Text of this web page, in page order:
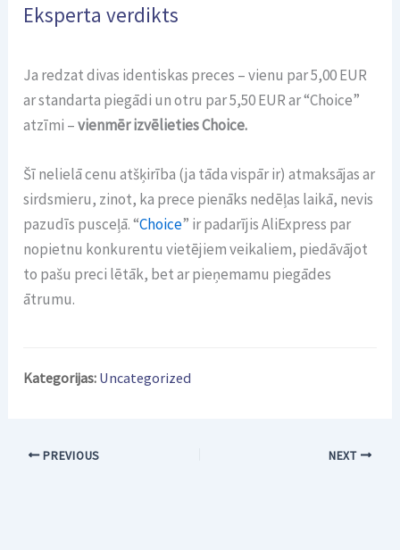
Eksperta verdikts
Ja redzat divas identiskas preces – vienu par 5,00 EUR
ar standarta piegādi un otru par 5,50 EUR ar “Choice”
atzīmi –vienmēr izvēlieties Choice.
Šī nelielā cenu atšķirība (ja tāda vispār ir) atmaksājas ar
sirdsmieru, zinot, ka prece pienāks nedēļas laikā, nevis
pazudīs pusceļā. “Choice” ir padarījis AliExpress par
nopietnu konkurentu vietējiem veikaliem, piedāvājot
to pašu preci lētāk, bet ar pieņemamu piegādes
ātrumu.
Kategorijas: Uncategorized
PREVIOUS NEXT